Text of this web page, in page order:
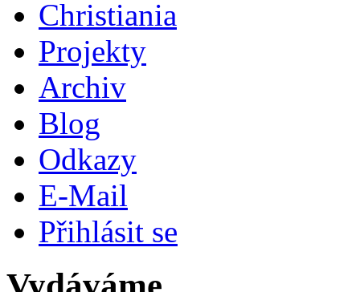
Christiania
Projekty
Archiv
Blog
Odkazy
E-Mail
Přihlásit se